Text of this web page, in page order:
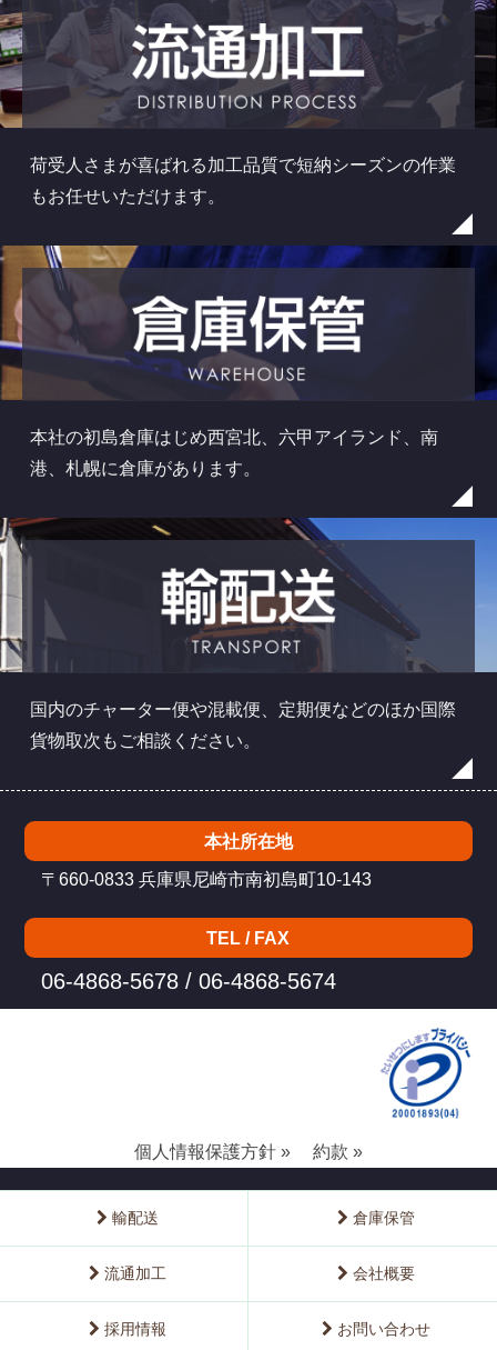
荷受人さまが喜ばれる加工品質で短納シーズンの作業
もお任せいただけます。
本社の初島倉庫はじめ西宮北、六甲アイランド、南
港、札幌に倉庫があります。
国内のチャーター便や混載便、定期便などのほか国際
貨物取次もご相談ください。
本社所在地
〒660-0833 兵庫県尼崎市南初島町10-143
TEL / FAX
06-4868-5678 / 06-4868-5674
個人情報保護方針 » 約款 »
輸配送 倉庫保管
流通加工 会社概要
採用情報 お問い合わせ